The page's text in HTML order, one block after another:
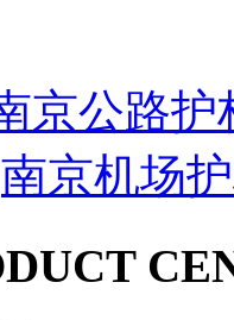
京公路护
南京机场